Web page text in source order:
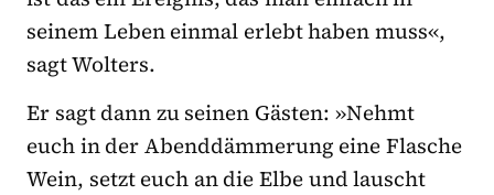
seinem Leben einmal erlebt haben muss«,
sagt Wolters.
Er sagt dann zu seinen Gästen: »Nehmt
euch in der Abenddämmerung eine Flasche
Wein, setzt euch an die Elbe und lauscht